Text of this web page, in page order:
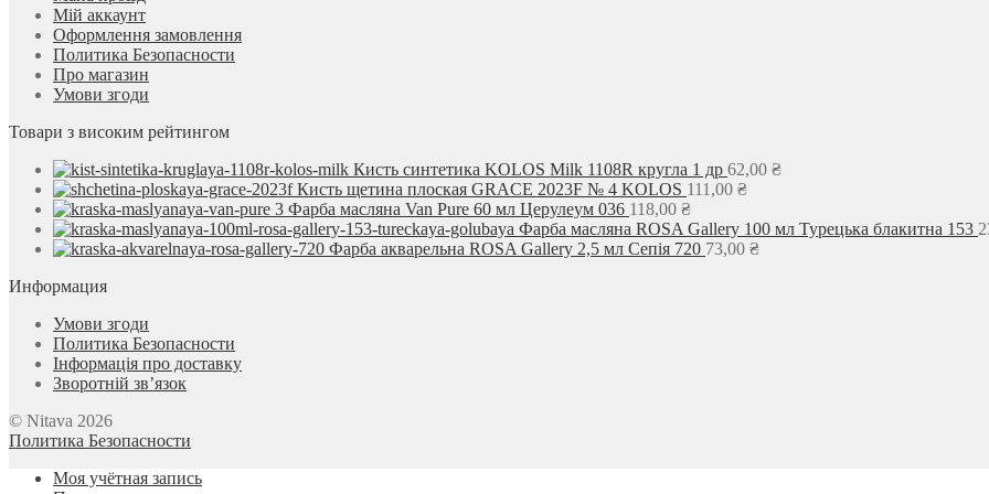
Мій аккаунт
Оформлення замовлення
Политика Безопасности
Про магазин
Умови згоди
Товари з високим рейтингом
Кисть синтетика KOLOS Milk 1108R кругла 1 др 62,00 ₴
Кисть щетина плоская GRACE 2023F № 4 KOLOS 111,00 ₴
Фарба масляна Van Pure 60 мл Церулеум 036 118,00 ₴
Фарба масляна ROSA Gallery 100 мл Турецька блакитна 153
Фарба акварельна ROSA Gallery 2,5 мл Сепія 720 73,00 ₴
Информация
Умови згоди
Политика Безопасности
Інформація про доставку
Зворотній зв’язок
© Nitava 2026
Политика Безопасности
Моя учётная запись